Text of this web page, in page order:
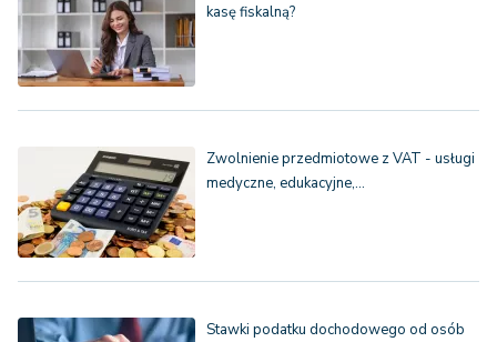
kasę fiskalną?
Zwolnienie przedmiotowe z VAT - usługi
medyczne, edukacyjne,…
Stawki podatku dochodowego od osób